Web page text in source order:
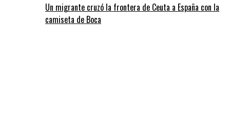
Un migrante cruzó la frontera de Ceuta a España con la
camiseta de Boca